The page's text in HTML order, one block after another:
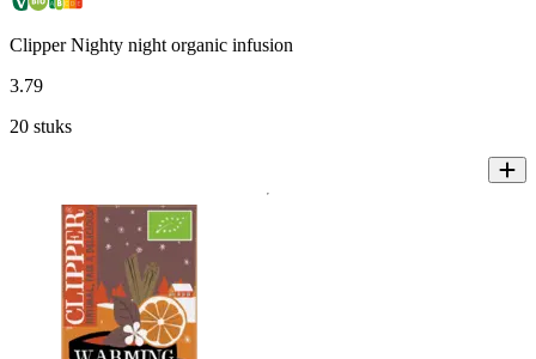
Clipper Nighty night organic infusion
3.79
20 stuks